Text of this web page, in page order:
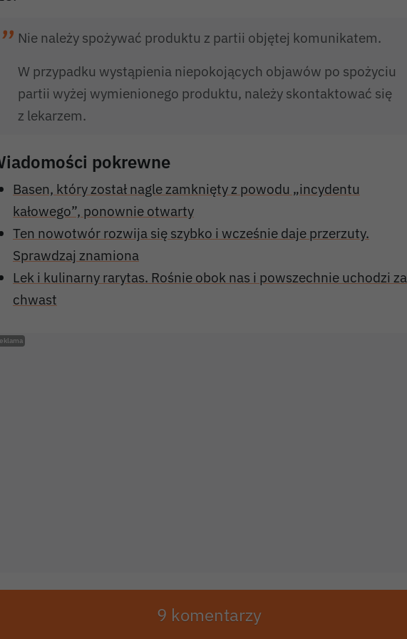
Nie należy spożywać produktu z partii objętej komunikatem.
W przypadku wystąpienia niepokojących objawów po spożyciu
partii wyżej wymienionego produktu, należy skontaktować się
z lekarzem.
pokrewne
Basen, który został nagle zamknięty z powodu „incydentu
kałowego”, ponownie otwarty
Ten nowotwór rozwija się szybko i wcześnie daje przerzuty.
Sprawdzaj znamiona
Lek i kulinarny rarytas. Rośnie obok nas i powszechnie uchodzi za
chwast
9 komentarzy